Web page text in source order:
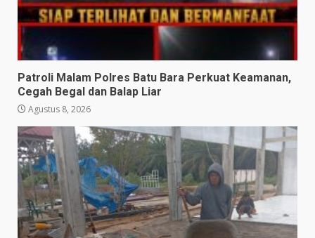
Patroli Malam Polres Batu Bara Perkuat Keamanan,
Cegah Begal dan Balap Liar
Agustus 8, 2026